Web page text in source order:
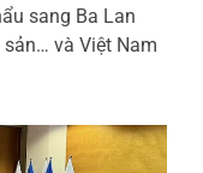
sang Ba Lan
và Việt Nam